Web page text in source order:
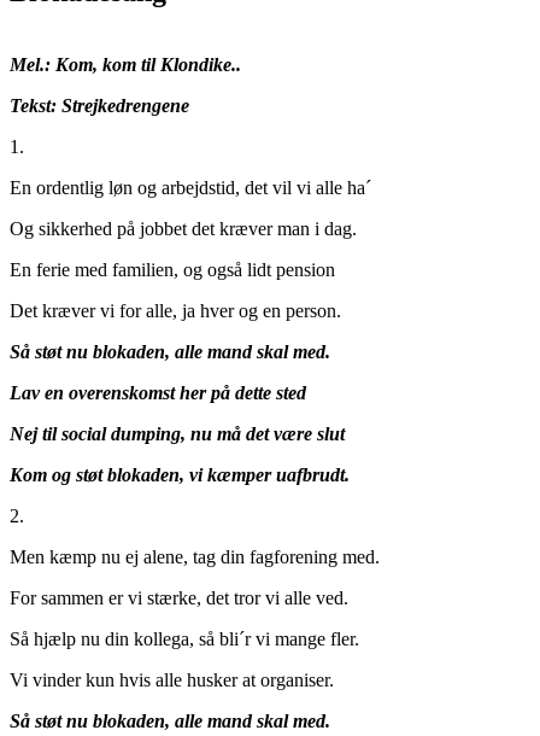
Mel.: Kom, kom til Klondike..
Tekst: Strejkedrengene
1.
En ordentlig løn og arbejdstid, det vil vi alle ha´
Og sikkerhed på jobbet det kræver man i dag.
En ferie med familien, og også lidt pension
Det kræver vi for alle, ja hver og en person.
Så støt nu blokaden, alle mand skal med.
Lav en overenskomst her på dette sted
Nej til social dumping, nu må det være slut
Kom og støt blokaden, vi kæmper uafbrudt.
2.
Men kæmp nu ej alene, tag din fagforening med.
For sammen er vi stærke, det tror vi alle ved.
Så hjælp nu din kollega, så bli´r vi mange fler.
Vi vinder kun hvis alle husker at organiser.
Så støt nu blokaden, alle mand skal med.